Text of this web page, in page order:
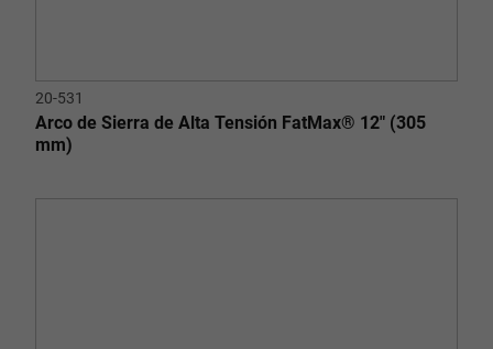
20-531
Arco de Sierra de Alta Tensión FatMax® 12" (305
mm)